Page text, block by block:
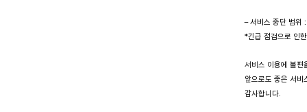
– 서비스 중단 범
*긴급 점검으로 인
서비스 이용에 불편
앞으로도 좋은 서비
감사합니다.